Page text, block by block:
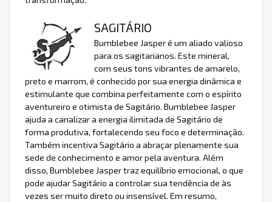
SAGITÁRIO
Bumblebee Jasper é um aliado valioso
para os sagitarianos. Este mineral,
com seus tons vibrantes de amarelo,
preto e marrom, é conhecido por sua energia dinâmica e
estimulante que combina perfeitamente com o espírito
aventureiro e otimista de Sagitário. Bumblebee Jasper
ajuda a canalizar a energia ilimitada de Sagitário de
forma produtiva, fortalecendo seu foco e determinação.
Também incentiva Sagitário a abraçar plenamente sua
sede de conhecimento e amor pela aventura. Além
disso, Bumblebee Jasper traz equilíbrio emocional, o que
pode ajudar Sagitário a controlar sua tendência de às
vezes ser muito direto ou insensível. Em resumo,